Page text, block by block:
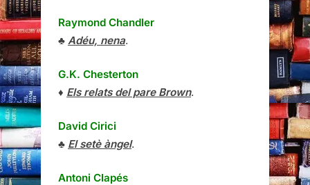
Raymond Chandler
♣ Adéu, nena.
G.K. Chesterton
♦ Els relats del pare Brown.
David Cirici
♣ El setè àngel.
Antoni Clapés